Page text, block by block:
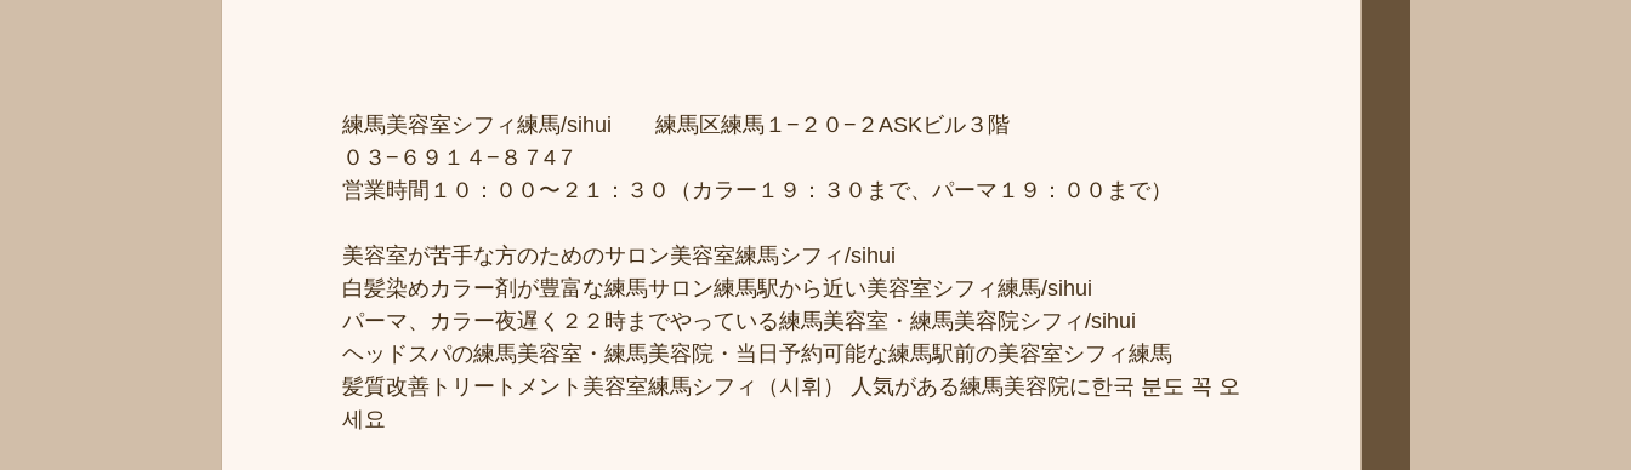
練馬美容室シフィ練馬/sihui　　練馬区練馬１−２０−２ASKビル３階
０３−６９１４−８７4７
営業時間１０：００〜２１：３０（カラー１９：３０まで、パーマ１９：００まで）
美容室が苦手な方のためのサロン美容室練馬シフィ/sihui
白髪染めカラー剤が豊富な練馬サロン練馬駅から近い美容室シフィ練馬/sihui
パーマ、カラー夜遅く２２時までやっている練馬美容室・練馬美容院シフィ/sihui
ヘッドスパの練馬美容室・練馬美容院・当日予約可能な練馬駅前の美容室シフィ練馬
髪質改善トリートメント美容室練馬シフィ（시휘） 人気がある練馬美容院に한국 분도 꼭 오
세요